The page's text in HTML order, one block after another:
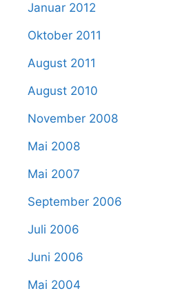
Januar 2012
Oktober 2011
August 2011
August 2010
November 2008
Mai 2008
Mai 2007
September 2006
Juli 2006
Juni 2006
Mai 2004